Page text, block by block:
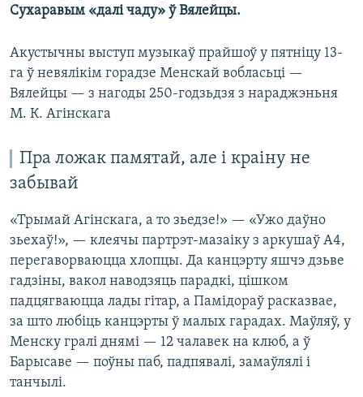
Сухаравым «далі чаду» ў Вялейцы.
Акустычны выступ музыкаў прайшоў у пятніцу 13-
га ў невялікім горадзе Менскай вобласьці —
Вялейцы — з нагоды 250-годзьдзя з нараджэньня
М. К. Агінскага
Пра ложак памятай, але і краіну не
забывай
«Трымай Агінскага, а то зьедзе!» — «Ужо даўно
зьехаў!», — клеячы партрэт-мазаіку з аркушаў А4,
перегаворваюцца хлопцы. Да канцэрту яшчэ дзьве
гадзіны, вакол наводзяць парадкі, цішком
падцягваюцца лады гітар, а Памідораў расказвае,
за што любіць канцэрты ў малых гарадах. Маўляў, у
Менску гралі днямі — 12 чалавек на клюб, а ў
Барысаве — поўны паб, падпявалі, замаўлялі і
танчылі.